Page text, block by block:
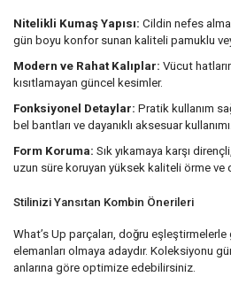
Nitelikli Kumaş Yapısı: Cildin nefes
gün boyu konfor sunan kaliteli pamuklu
Modern ve Rahat Kalıplar: Vücut
kısıtlamayan güncel kesimler.
Fonksiyonel Detaylar: Pratik kullanım
bel bantları ve dayanıklı aksesuar kullanımı.
Form Koruma: Sık yıkamaya karşı
uzun süre koruyan yüksek kaliteli örme ve
Stilinizi Yansıtan Kombin Önerileri
What’s Up parçaları, doğru
elemanları olmaya adaydır. Koleksiyonu
anlarına göre optimize edebilirsiniz.